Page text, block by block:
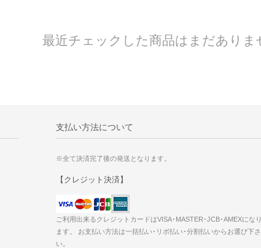
最近チェックした商品はまだありま
支払い方法について
※全て決済完了後の発送となります。
【クレジット決済】
ご利用出来るクレジットカードはVISA･MASTER･JCB･AMEXになり
ます。 お支払い方法は一括払い･リボ払い･分割払いからお選び下さ
い。